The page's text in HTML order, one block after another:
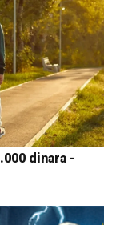
dinara -